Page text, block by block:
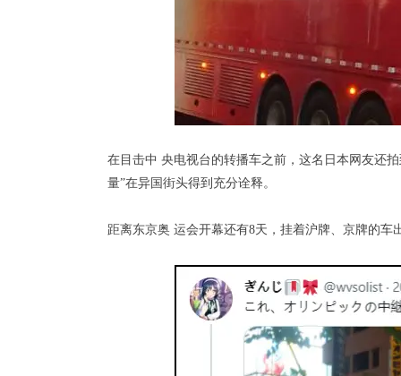
在目击中 央电视台的转播车之前，这名日本网友还
量”在异国街头得到充分诠释。
距离东京奥 运会开幕还有8天，挂着沪牌、京牌的车